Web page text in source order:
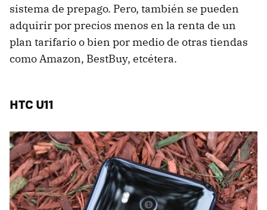
sistema de prepago. Pero, también se pueden
adquirir por precios menos en la renta de un
plan tarifario o bien por medio de otras tiendas
como Amazon, BestBuy, etcétera.
HTC U11